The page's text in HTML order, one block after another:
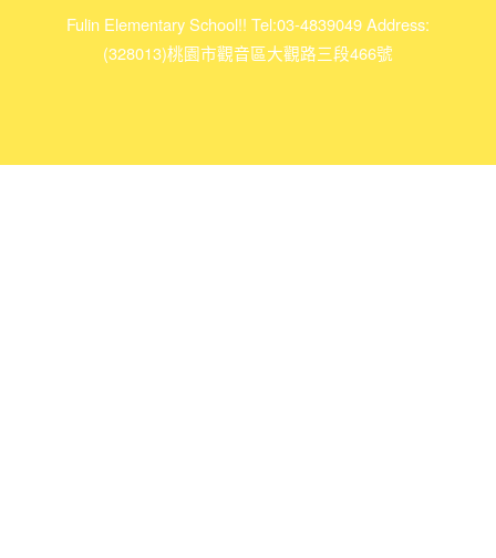
Fulin Elementary School!! Tel:03-4839049 Address:
(328013)桃園市觀音區大觀路三段466號